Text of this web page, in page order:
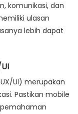
komunikasi, dan
ulasan
lebih dapat
UI) merupakan
Pastikan mobile